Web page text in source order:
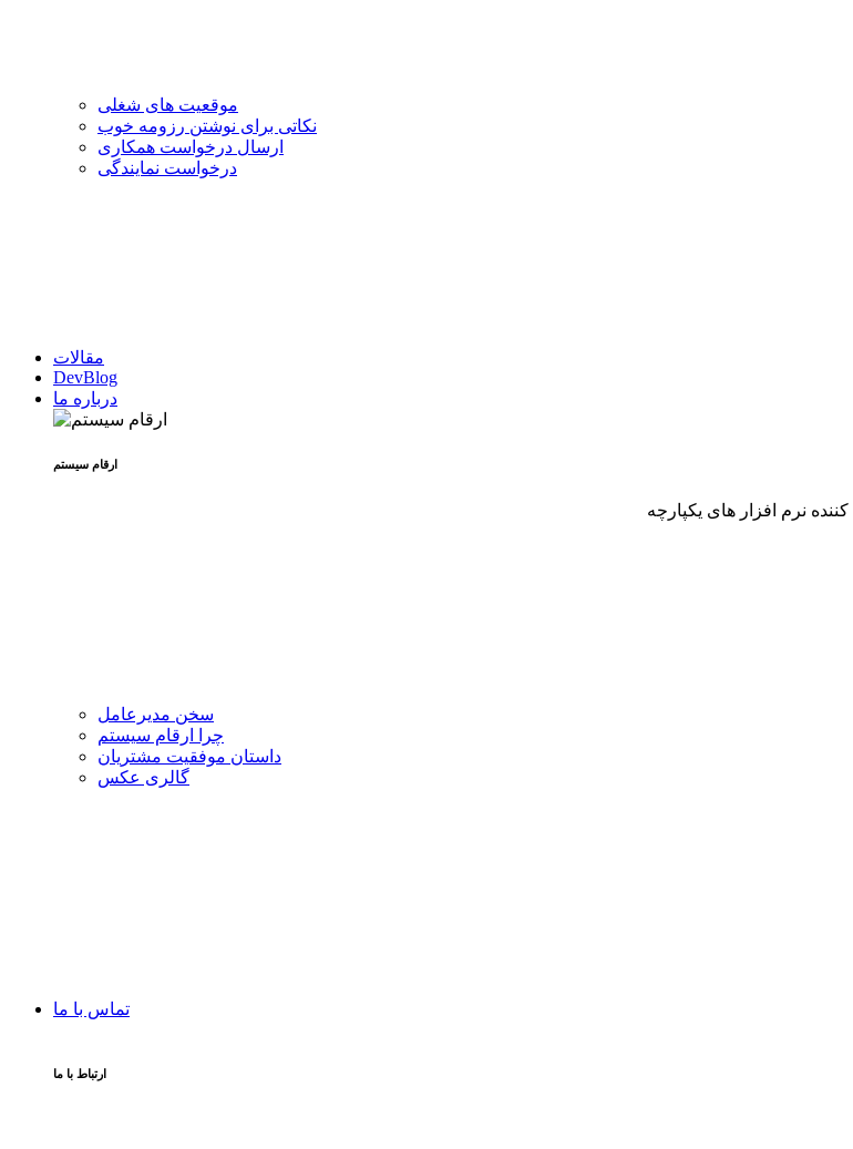
موقعیت های شغلی
نکاتی برای نوشتن رزومه خوب
ارسال درخواست همکاری
درخواست نمایندگی
مقالات
DevBlog
درباره ما
ارقام سیستم
کننده نرم افزار های یکپارچه
سخن مدیرعامل
چرا ارقام سیستم
داستان موفقیت مشتریان
گالری عکس
تماس با ما
ارتباط با ما